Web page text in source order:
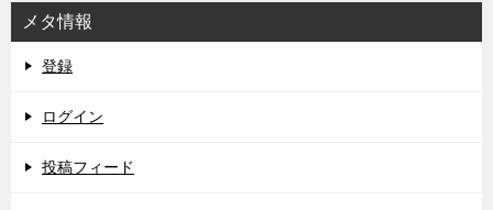
メタ情報
登録
ログイン
投稿フィード